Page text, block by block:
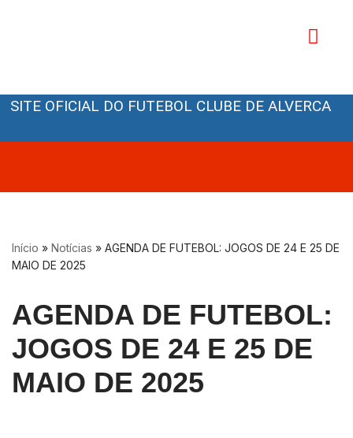
conteúdo
SITE OFICIAL DO FUTEBOL CLUBE DE ALVERCA
Início » Notícias » AGENDA DE FUTEBOL: JOGOS DE 24 E 25 DE
MAIO DE 2025
AGENDA DE FUTEBOL:
JOGOS DE 24 E 25 DE
MAIO DE 2025